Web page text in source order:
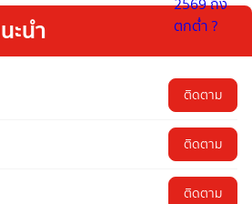
ะนำ
ติดตาม
ติดตาม
ติดตาม